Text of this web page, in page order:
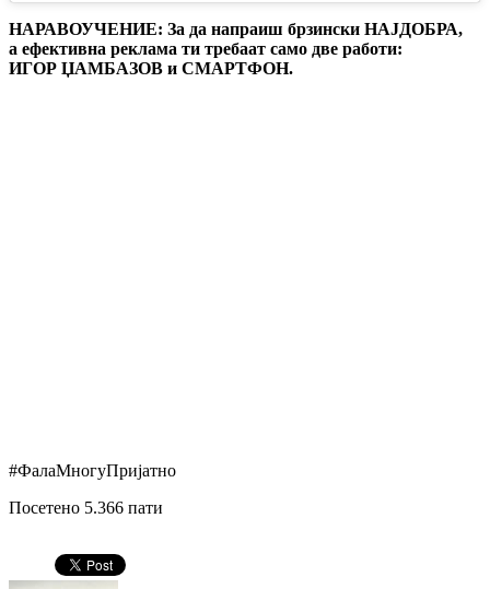
НАРАВОУЧЕНИЕ: За да напраиш брзински НАЈДОБРА,
а ефективна реклама ти требаат само две работи:
ИГОР ЏАМБАЗОВ и СМАРТФОН.
#ФалаМногуПријатно
Посетено 5.366 пати